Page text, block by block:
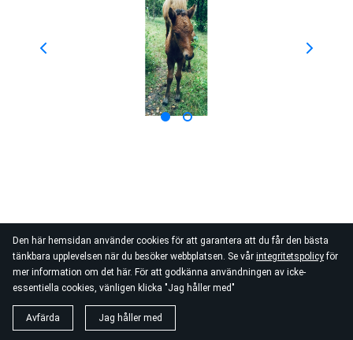
Den här hemsidan använder cookies för att garantera att du får den bästa
tänkbara upplevelsen när du besöker webbplatsen. Se vår integritetspolicyför
mer information om det här. För att godkänna användningen av icke-
essentiella cookies, vänligen klicka "Jag håller med"
Avfärda Jag håller med